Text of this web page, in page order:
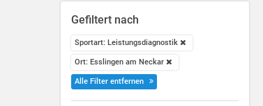
Gefiltert nach
Sportart: Leistungsdiagnostik
Ort: Esslingen am Neckar
Alle Filter entfernen